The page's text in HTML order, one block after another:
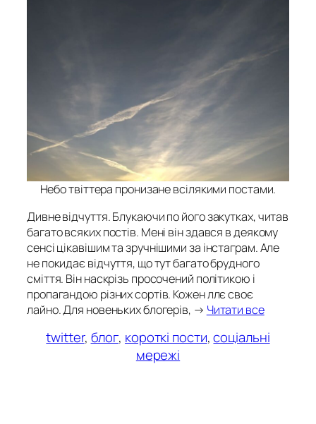
Небо твіттера пронизане всілякими постами.
Дивне відчуття. Блукаючи по його закутках, читав
багато всяких постів. Мені він здався в деякому
сенсі цікавішим та зручнішими за інстаграм. Але
не покидає відчуття, що тут багато брудного
сміття. Він наскрізь просочений політикою і
пропагандою різних сортів. Кожен ллє своє
лайно. Для новеньких блогерів, → Читати все
twitter, блог, короткі пости, соціальні
мережі